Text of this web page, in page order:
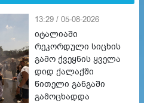
13:29 / 05-08-2026
იტალიაში
რეკორდული სიცხის
გამო ქვეყნის ყველა
დიდ ქალაქში
წითელი განგაში
გამოცხადდა